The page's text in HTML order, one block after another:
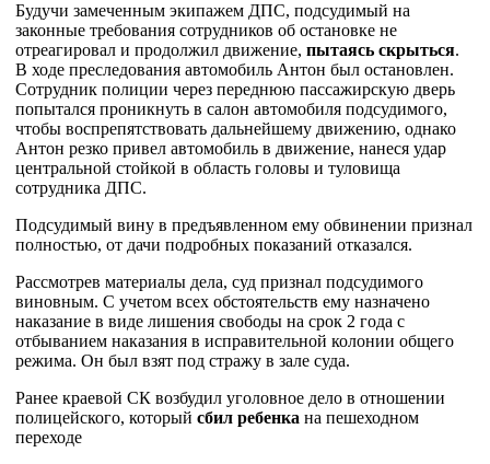
Будучи замеченным экипажем ДПС, подсудимый на
законные требования сотрудников об остановке не
отреагировал и продолжил движение, пытаясь скрыться.
В ходе преследования автомобиль Антон был остановлен.
Сотрудник полиции через переднюю пассажирскую дверь
попытался проникнуть в салон автомобиля подсудимого,
чтобы воспрепятствовать дальнейшему движению, однако
Антон резко привел автомобиль в движение, нанеся удар
центральной стойкой в область головы и туловища
сотрудника ДПС.
Подсудимый вину в предъявленном ему обвинении признал
полностью, от дачи подробных показаний отказался.
Рассмотрев материалы дела, суд признал подсудимого
виновным. С учетом всех обстоятельств ему назначено
наказание в виде лишения свободы на срок 2 года с
отбыванием наказания в исправительной колонии общего
режима. Он был взят под стражу в зале суда.
Ранее краевой СК возбудил уголовное дело в отношении
полицейского, который сбил ребенка на пешеходном
переходе